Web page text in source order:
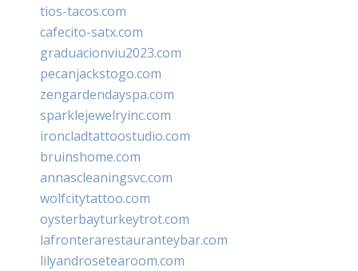
tios-tacos.com
cafecito-satx.com
graduacionviu2023.com
pecanjackstogo.com
zengardendayspa.com
sparklejewelryinc.com
ironcladtattoostudio.com
bruinshome.com
annascleaningsvc.com
wolfcitytattoo.com
oysterbayturkeytrot.com
lafronterarestauranteybar.com
lilyandrosetearoom.com